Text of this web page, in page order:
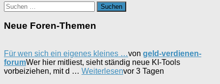
Suchen
nach:
Neue Foren-Themen
Für wen sich ein eigenes kleines …von geld-verdienen-
forumWer hier mitliest, sieht ständig neue KI-Tools
vorbeiziehen, mit d … Weiterlesenvor 3 Tagen